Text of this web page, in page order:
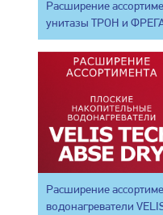
Расширение
унитазы ТРОН и
Расширение
водонагреватели